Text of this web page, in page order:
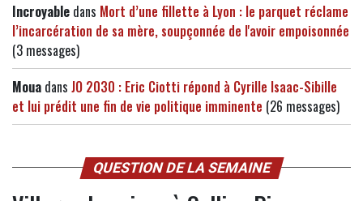
Incroyable dans Mort d’une fillette à Lyon : le parquet réclame
l’incarcération de sa mère, soupçonnée de l'avoir empoisonnée
(3 messages)
Moua dans JO 2030 : Eric Ciotti répond à Cyrille Isaac-Sibille
et lui prédit une fin de vie politique imminente (26 messages)
QUESTION DE LA SEMAINE